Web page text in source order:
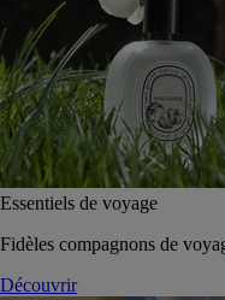
Essentiels de voyage
Fidèles compagnons de
Découvrir